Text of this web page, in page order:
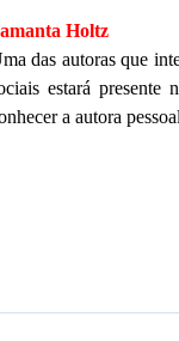
Holtz
das autoras que
estará
a autora